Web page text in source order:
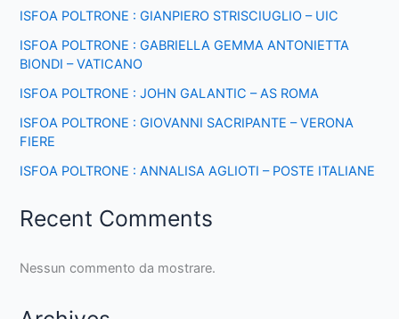
ISFOA POLTRONE : GIANPIERO STRISCIUGLIO – UIC
ISFOA POLTRONE : GABRIELLA GEMMA ANTONIETTA
BIONDI – VATICANO
ISFOA POLTRONE : JOHN GALANTIC – AS ROMA
ISFOA POLTRONE : GIOVANNI SACRIPANTE – VERONA
FIERE
ISFOA POLTRONE : ANNALISA AGLIOTI – POSTE ITALIANE
Recent Comments
Nessun commento da mostrare.